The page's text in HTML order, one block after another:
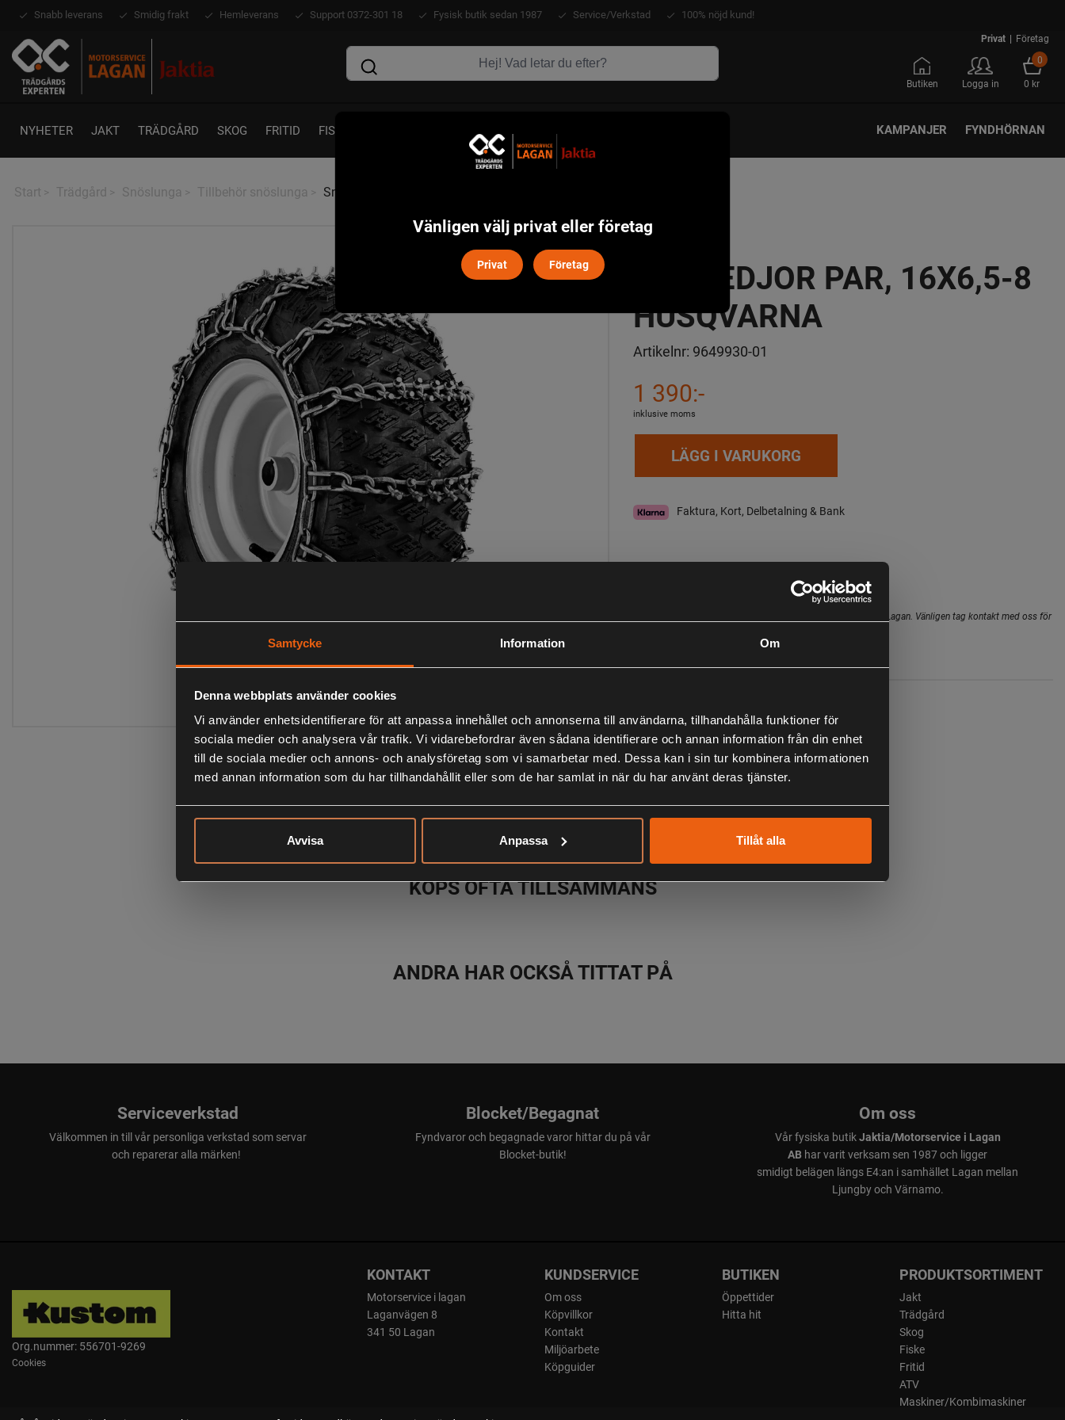
Samtycke Information Om
Denna webbplats använder cookies
Vi använder enhetsidentifierare för att anpassa innehållet och annonserna till användarna, tillhandahålla funktioner för
sociala medier och analysera vår trafik. Vi vidarebefordrar även sådana identifierare och annan information från din enhet
till de sociala medier och annons- och analysföretag som vi samarbetar med. Dessa kan i sin tur kombinera informationen
med annan information som du har tillhandahållit eller som de har samlat in när du har använt deras tjänster.
Avvisa Anpassa Tillåt alla
Snabb leverans Smidig frakt Hemleverans Support 0372-301 18 Fysisk butik sedan 1987 Service/Verkstad 100% nöjd kund!
Privat | Företag
Butiken Logga in
0
0 kr
NYHETER JAKT TRÄDGÅRD SKOG FRITID FISKE KAMPANJER FYNDHÖRNAN
Start > Trädgård > Snöslunga > Tillbehör snöslunga > Snökedjor Par, 16x6,5-8 Husqvarna
SNÖKEDJOR PAR, 16X6,5-8
HUSQVARNA
Artikelnr: 9649930-01
1 390:-
inklusive moms
LÄGG I VARUKORG
Faktura, Kort, Delbetalning & Bank
3-6 dagar leverans
Observera att webshopens lager inte alltid gäller för butiken i Lagan. Vänligen tag kontakt med oss för
Beskrivning
LIKNANDE PRODUKTER
KÖPS OFTA TILLSAMMANS
ANDRA HAR OCKSÅ TITTAT PÅ
Serviceverkstad
Välkommen in till vår personliga verkstad som servar
och reparerar alla märken!
Blocket/Begagnat
Fyndvaror och begagnade varor hittar du på vår
Blocket-butik!
Om oss
Vår fysiska butikJaktia/Motorservice i Lagan
AB har varit verksam sen 1987 och ligger
smidigt belägen längs E4:an i samhället Lagan mellan
Ljungby och Värnamo.
Org.nummer: 556701-9269
Cookies
KONTAKT
Motorservice i lagan
Laganvägen 8
341 50 Lagan
KUNDSERVICE
Om oss
Köpvillkor
Kontakt
Miljöarbete
Köpguider
BUTIKEN
Öppettider
Hitta hit
PRODUKTSORTIMENT
Jakt
Trädgård
Skog
Fiske
Fritid
ATV
Maskiner/Kombimaskiner
Vänligen välj privat eller företag
Privat Företag